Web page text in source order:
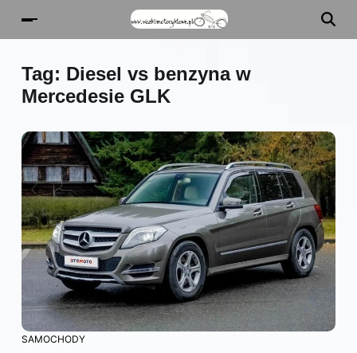
Tag: Diesel vs benzyna w
Mercedesie GLK
SAMOCHODY